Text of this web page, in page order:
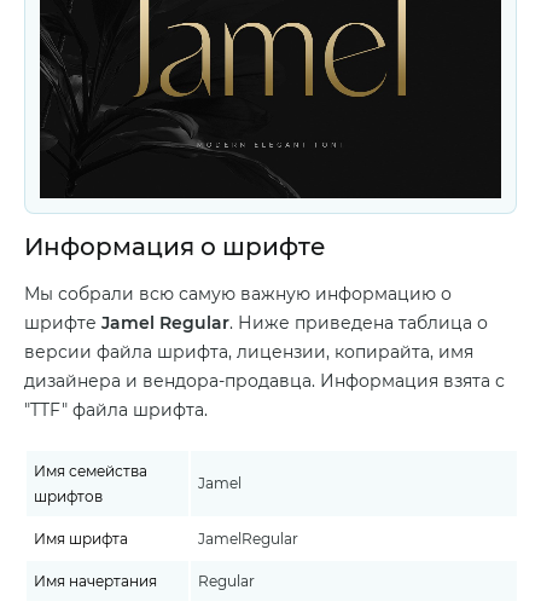
Информация о шрифте
Мы собрали всю самую важную информацию о
шрифте Jamel Regular. Ниже приведена таблица о
версии файла шрифта, лицензии, копирайта, имя
дизайнера и вендора-продавца. Информация взята с
"TTF" файла шрифта.
Имя семейства
шрифтов
Jamel
Имя шрифта JamelRegular
Имя начертания Regular